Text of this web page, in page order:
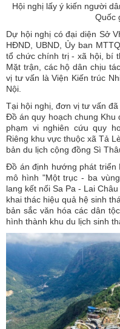
Hội nghị lấy ý kiến người
Quốc
Dự hội nghị có đại diện Sở
HĐND, UBND, Ủy ban
tổ chức chính trị - xã hội, bí
Mặt trận, các hộ dân chịu
vị tư vấn là Viện Kiến trúc
Nội.
Tại hội nghị, đơn vị tư vấn
Đồ án quy hoạch chung Khu
phạm vi nghiên cứu quy
Riêng khu vực thuộc xã Tả
bản du lịch cộng đồng Sì
Đồ án định hướng phát triển
mô hình "Một trục - ba
lang kết nối Sa Pa - Lai
khai thác hiệu quả hệ sinh
bản sắc văn hóa các dân
hình thành khu du lịch sinh